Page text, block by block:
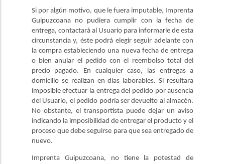
Si por algún motivo, que le fuera imputable, Imprenta
Guipuzcoana no pudiera cumplir con la fecha de
entrega, contactará al Usuario para informarle de esta
circunstancia y, éste podrá elegir seguir adelante con
la compra estableciendo una nueva fecha de entrega
o bien anular el pedido con el reembolso total del
precio pagado. En cualquier caso, las entregas a
domicilio se realizan en días laborables. Si resultara
imposible efectuar la entrega del pedido por ausencia
del Usuario, el pedido podría ser devuelto al almacén.
No obstante, el transportista puede dejar un aviso
indicando la imposibilidad de entregar el producto y el
proceso que debe seguirse para que sea entregado de
nuevo.
Imprenta Guipuzcoana, no tiene la potestad de